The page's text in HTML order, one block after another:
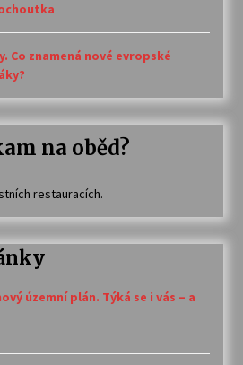
Co znamená nové evropské
na oběd?
restauracích.
územní plán. Týká se i vás – a